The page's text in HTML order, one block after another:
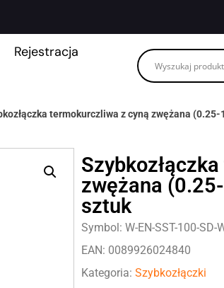
Rejestracja
termokurczliwa z cyną zwężana
zwężana
sztuk
Symbol: W-EN-SST-100-SD-
EAN: 0089926024840
Kategoria: Szybkozłączki